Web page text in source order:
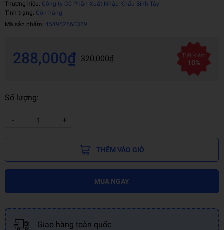
Thương hiệu: Công ty Cổ Phần Xuất Nhập Khẩu Bình Tây
Tình trạng: Còn hàng
Mã sản phẩm: 454952660369
288,000₫ 320,000₫ Tiết kiệm
10%
Số lượng:
- +
THÊM VÀO GIỎ
MUA NGAY
Giao hàng toàn quốc